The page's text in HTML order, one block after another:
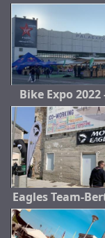
Bike Expo 2022
Eagles Team-